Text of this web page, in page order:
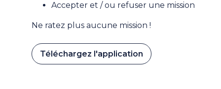
Accepter et / ou refuser une mission
Ne ratez plus aucune mission !
Téléchargez l'application